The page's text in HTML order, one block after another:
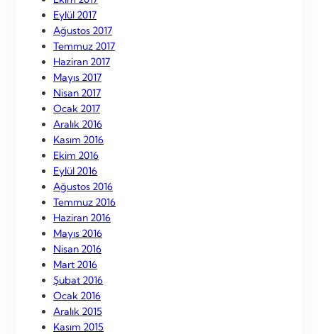
Eylül 2017
Ağustos 2017
Temmuz 2017
Haziran 2017
Mayıs 2017
Nisan 2017
Ocak 2017
Aralık 2016
Kasım 2016
Ekim 2016
Eylül 2016
Ağustos 2016
Temmuz 2016
Haziran 2016
Mayıs 2016
Nisan 2016
Mart 2016
Şubat 2016
Ocak 2016
Aralık 2015
Kasım 2015